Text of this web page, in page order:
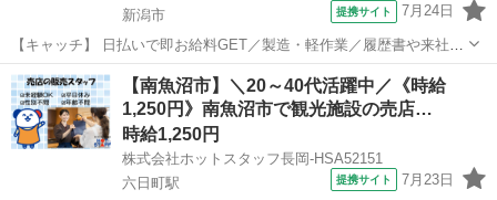
新潟市
提携サイト 7月24日
【キャッチ】 日払いで即お給料GET／製造・軽作業／履歴書や来社不
要／自宅で完結WEB応募／新潟市中央区周辺 【コメント】 製造のお
仕事をお探しにおススメ♪ 「未経験でも出来る仕事ないかな・・・」
「新しい環境でお仕事始...
新潟 新潟市 その他
【南魚沼市】＼20～40代活躍中／《時給
1,250円》南魚沼市で観光施設の売店…
時給1,250円
株式会社ホットスタッフ長岡-HSA52151
六日町駅
提携サイト 7月23日